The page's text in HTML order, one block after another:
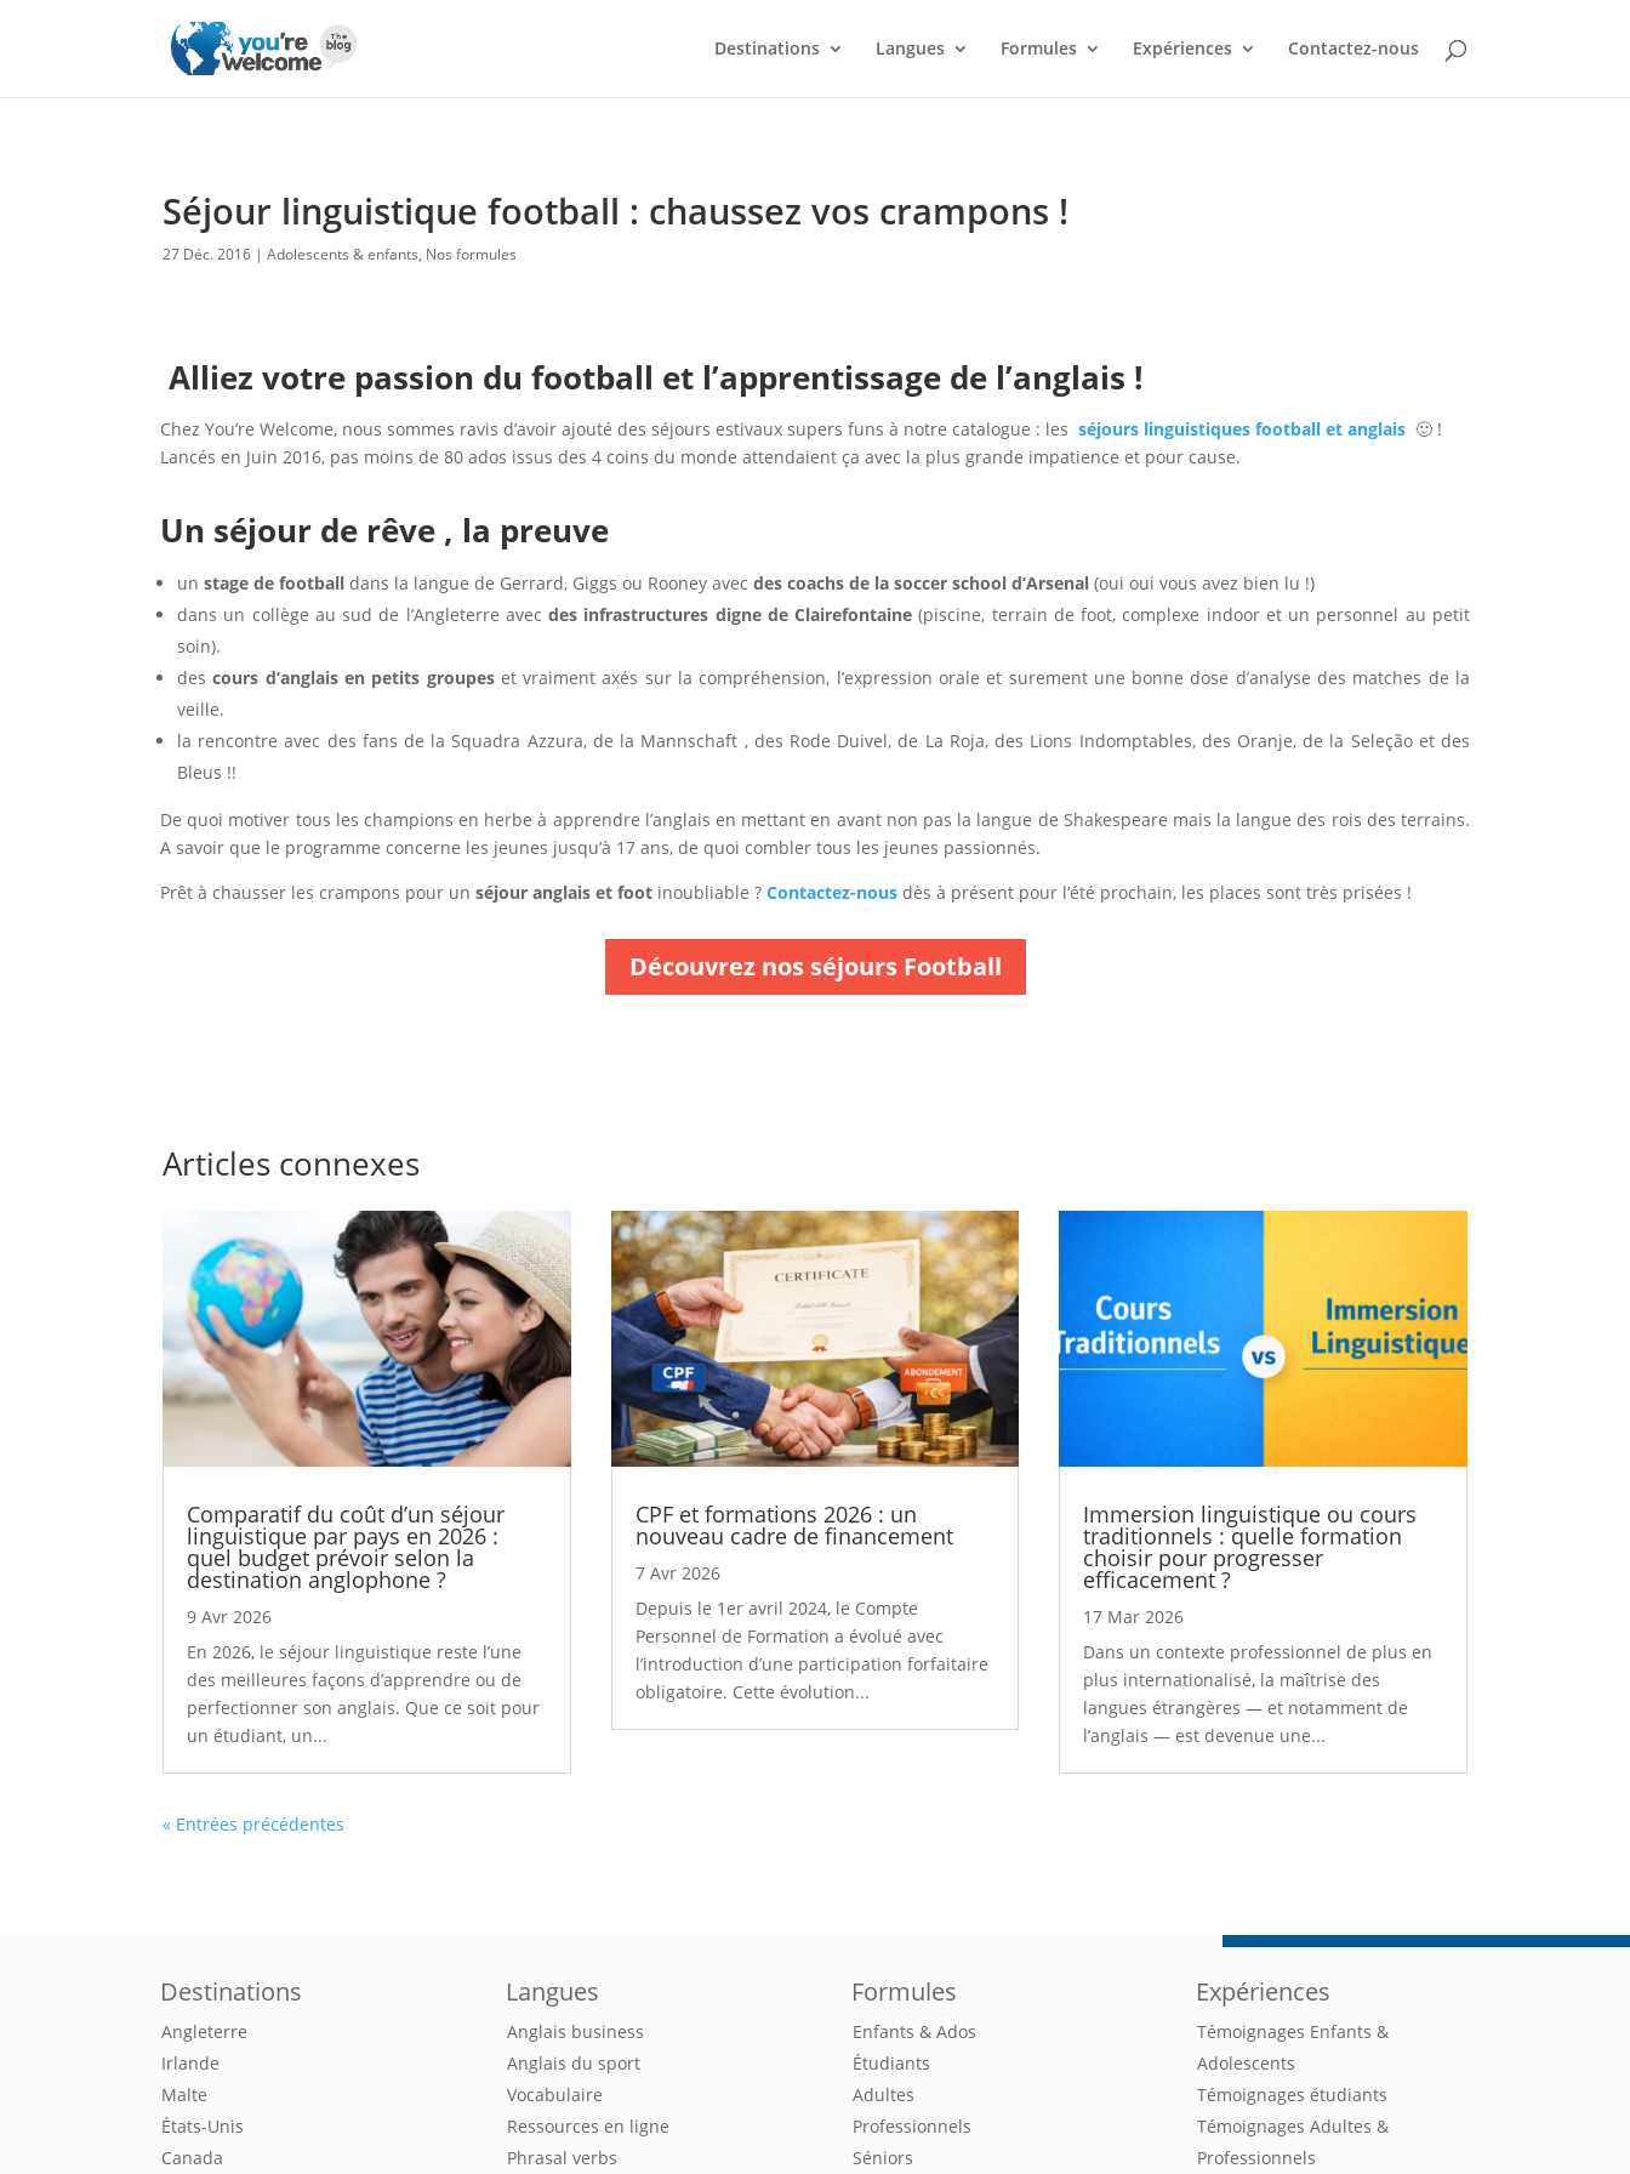
Destinations Langues Formules Expériences Contactez-nous
Séjour linguistique football : chaussez vos crampons !
27 Déc. 2016 Adolescents & enfants, Nos formules
Alliez votre passion du football et l’apprentissage de l’anglais !
Chez You’re Welcome, nous sommes ravis d’avoir ajouté des séjours estivaux supers funs à notre catalogue : les séjours linguistiques football et anglais 🙂 !
Lancés en Juin 2016, pas moins de 80 ados issus des 4 coins du monde attendaient ça avec la plus grande impatience et pour cause.
Un séjour de rêve , la preuve
un stage de football dans la langue de Gerrard, Giggs ou Rooney avec des coachs de la soccer school d’Arsenal (oui oui vous avez bien lu !)
dans un collège au sud de l’Angleterre avec des infrastructures digne de Clairefontaine (piscine, terrain de foot, complexe indoor et un personnel au petit
soin).
des cours d’anglais en petits groupeset vraiment axés sur la compréhension, l’expression orale et surement une bonne dose d’analyse des matches de la
veille.
la rencontre avec des fans de la Squadra Azzura, de la Mannschaft , des Rode Duivel, de La Roja, des Lions Indomptables, des Oranje, de la Seleção et des
Bleus !!
De quoi motiver tous les champions en herbe à apprendre l’anglais en mettant en avant non pas la langue de Shakespeare mais la langue des rois des terrains.
A savoir que le programme concerne les jeunes jusqu’à 17 ans, de quoi combler tous les jeunes passionnés.
Prêt à chausser les crampons pour un séjour anglais et foot inoubliable ? Contactez-nous dès à présent pour l’été prochain, les places sont très prisées !
Découvrez nos séjours Football
Articles connexes
Comparatif du coût d’un séjour
linguistique par pays en 2026 :
quel budget prévoir selon la
destination anglophone ?
9 Avr 2026
En 2026, le séjour linguistique reste l’une
des meilleures façons d’apprendre ou de
perfectionner son anglais. Que ce soit pour
un étudiant, un...
CPF et formations 2026 : un
nouveau cadre de financement
7 Avr 2026
Depuis le 1er avril 2024, le Compte
Personnel de Formation a évolué avec
l’introduction d’une participation forfaitaire
obligatoire. Cette évolution...
Immersion linguistique ou cours
traditionnels : quelle formation
choisir pour progresser
efficacement ?
17 Mar 2026
Dans un contexte professionnel de plus en
plus internationalisé, la maîtrise des
langues étrangères — et notamment de
l’anglais — est devenue une...
« Entrées précédentes
Destinations
Angleterre
Irlande
Malte
États-Unis
Canada
Langues
Anglais business
Anglais du sport
Vocabulaire
Ressources en ligne
Phrasal verbs
Formules
Enfants & Ados
Étudiants
Adultes
Professionnels
Séniors
Expériences
Témoignages Enfants &
Adolescents
Témoignages étudiants
Témoignages Adultes &
Professionnels